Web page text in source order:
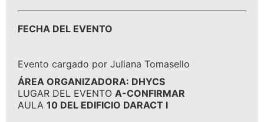
FECHA DEL EVENTO
Evento cargado por Juliana Tomasello
ÁREA ORGANIZADORA: DHYCS
LUGAR DEL EVENTO A-CONFIRMAR
AULA 10 DEL EDIFICIO DARACT I